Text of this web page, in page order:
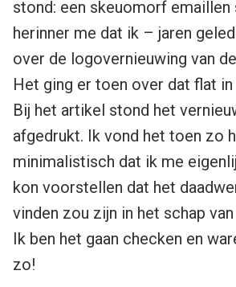
stond: een skeuomorf emaillen
herinner me dat ik – jaren
over de logovernieuwing van
Het ging er toen over dat flat
Bij het artikel stond het
afgedrukt. Ik vond het toen zo
minimalistisch dat ik me
kon voorstellen dat het
vinden zou zijn in het schap
Ik ben het gaan checken en
zo!